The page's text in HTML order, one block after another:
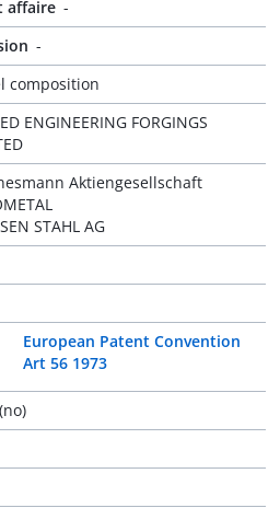
affaire -
-
composition
ENGINEERING FORGINGS
Aktiengesellschaft
STAHL AG
European Patent Convention
Art 56 1973